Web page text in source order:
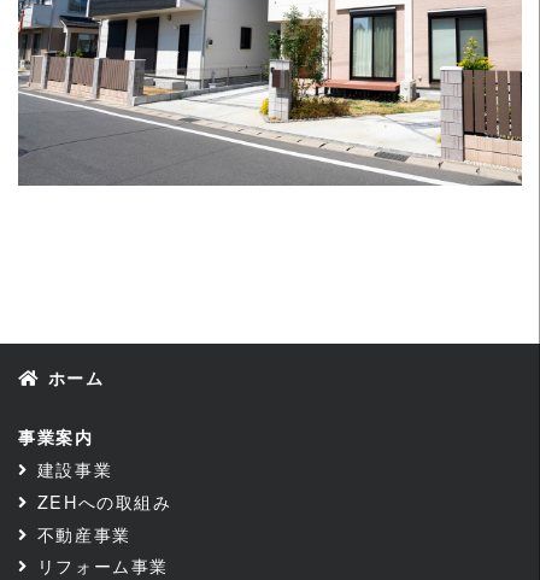
ホーム
事業案内
建設事業
ZEHへの取組み
不動産事業
リフォーム事業